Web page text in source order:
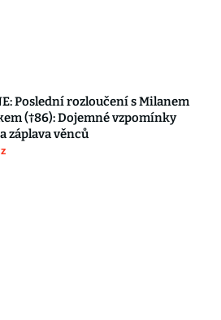
Poslední rozloučení s Milanem
(†86): Dojemné vzpomínky
záplava věnců